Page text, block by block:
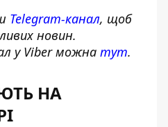
Telegram-канал, щоб
новин.
у Viber можна тут.
НА